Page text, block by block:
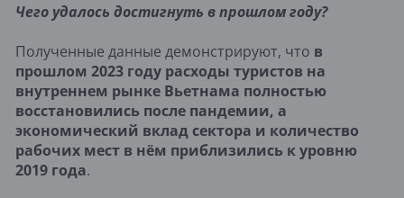
Чего удалось достигнуть в прошлом году?
Полученные данные демонстрируют, что в
прошлом 2023 году расходы туристов на
внутреннем рынке Вьетнама полностью
восстановились после пандемии, а
экономический вклад сектора и количество
рабочих мест в нём приблизились к уровню
2019 года.